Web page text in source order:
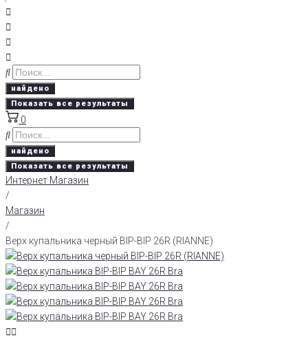
найдено
Показать все результаты
0
найдено
Показать все результаты
Интернет Магазин
/
Магазин
/
Верх купальника черный BIP-BIP 26R (RIANNE)